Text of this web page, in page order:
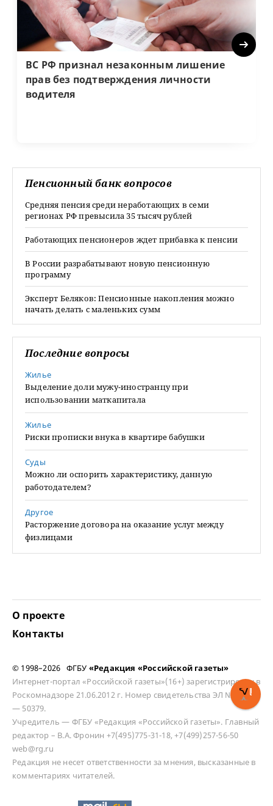
ВС РФ признал незаконным лишение
прав без подтверждения личности
водителя
Next
Пенсионный банк вопросов
Средняя пенсия среди неработающих в семи
регионах РФ превысила 35 тысяч рублей
Работающих пенсионеров ждет прибавка к пенсии
В России разрабатывают новую пенсионную
программу
Эксперт Беляков: Пенсионные накопления можно
начать делать с маленьких сумм
Последние вопросы
Жилье
Выделение доли мужу-иностранцу при
использовании маткапитала
Жилье
Риски прописки внука в квартире бабушки
Суды
Можно ли оспорить характеристику, данную
работодателем?
Другое
Расторжение договора на оказание услуг между
физлицами
О проекте
Контакты
© 1998–2026 ФГБУ «Редакция «Российской газеты»
Интернет-портал «Российской газеты»(16+) зарегистрирован в
Роскомнадзоре 21.06.2012 г. Номер свидетельства ЭЛ № ФС 77
— 50379.
Учредитель — ФГБУ «Редакция «Российской газеты». Главный
редактор – В.А. Фронин +7(495)775-31-18, +7(499)257-56-50
web@rg.ru
Редакция не несет ответственности за мнения, высказанные в
комментариях читателей.